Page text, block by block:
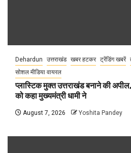
Dehardun उत्तराखंड खबर हटकर ट्रेंडिंग खबरें
सोशल मीडिया वायरल
प्लास्टिक मुक्त उत्तराखंड बनाने की अपील,
को कहा मुख्यमंत्री धामी ने
August 7, 2026 Yoshita Pandey